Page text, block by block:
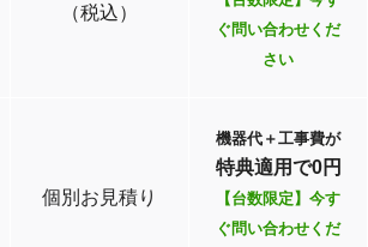
（税込）
ぐ問い合わせくだ
さい
個別お見積り
機器代＋工事費が
特典適用で0円
【台数限定】今す
ぐ問い合わせくだ